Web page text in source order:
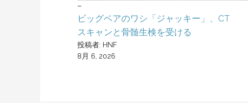
–
ビッグベアのワシ「ジャッキー」、CT
スキャンと骨髄生検を受ける
投稿者: HNF
8月 6, 2026